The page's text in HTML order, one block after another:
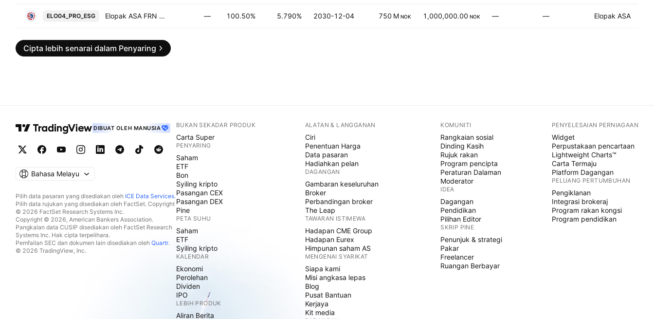
ELO04_PRO_ESG Elopak ASA FRN 04-DEC-2030 — 100.50% 5.790% 2030-12-04 750 M NOK 1,000,000.00 NOK — — Elopak ASA
Cipta lebih senarai dalam Penyaring
DIBUAT OLEH MANUSIA
Bahasa Melayu
Pilih data pasaran yang disediakan oleh ICE Data Services.
Pilih data rujukan yang disediakan oleh FactSet. Copyright
© 2026 FactSet Research Systems Inc.
Copyright © 2026, American Bankers Association.
Pangkalan data CUSIP disediakan oleh FactSet Research
Systems Inc. Hak cipta terpelihara.
Pemfailan SEC dan dokumen lain disediakan oleh Quartr.
© 2026 TradingView, Inc.
BUKAN SEKADAR PRODUK
Carta Super
PENYARING
Saham
ETF
Bon
Syiling kripto
Pasangan CEX
Pasangan DEX
Pine
PETA SUHU
Saham
ETF
Syiling kripto
KALENDAR
Ekonomi
Perolehan
Dividen
IPO
LEBIH PRODUK
Aliran Berita
ALATAN & LANGGANAN
Ciri
Penentuan Harga
Data pasaran
Hadiahkan pelan
DAGANGAN
Gambaran keseluruhan
Broker
Perbandingan broker
The Leap
TAWARAN ISTIMEWA
Hadapan CME Group
Hadapan Eurex
Himpunan saham AS
MENGENAI SYARIKAT
Siapa kami
Misi angkasa lepas
Blog
Pusat Bantuan
Kerjaya
Kit media
KOMUNITI
Rangkaian sosial
Dinding Kasih
Rujuk rakan
Program pencipta
Peraturan Dalaman
Moderator
IDEA
Dagangan
Pendidikan
Pilihan Editor
SKRIP PINE
Penunjuk & strategi
Pakar
Freelancer
Ruangan Berbayar
PENYELESAIAN PERNIAGAAN
Widget
Perpustakaan pencartaan
Lightweight Charts™
Carta Termaju
Platform Dagangan
PELUANG PERTUMBUHAN
Pengiklanan
Integrasi brokeraj
Program rakan kongsi
Program pendidikan